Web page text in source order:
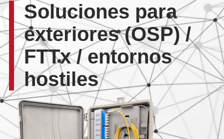
Soluciones para
exteriores (OSP) /
FTTx / entornos
hostiles